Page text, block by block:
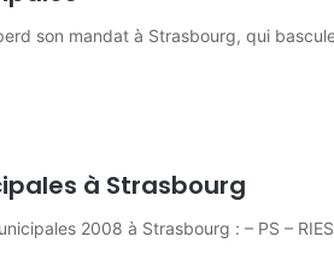
son mandat à Strasbourg, qui
à Strasbourg
2008 à Strasbourg : – PS –